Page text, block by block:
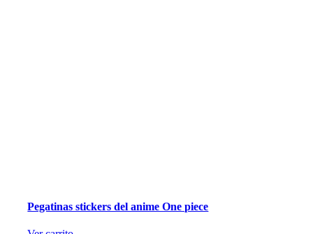
Pegatinas stickers del anime One piece